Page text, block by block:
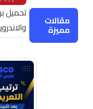
مقالات
مميزة
والاندرويد